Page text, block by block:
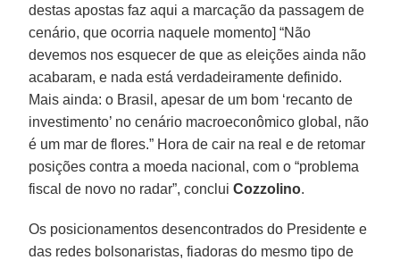
destas apostas faz aqui a marcação da passagem de
cenário, que ocorria naquele momento] “Não
devemos nos esquecer de que as eleições ainda não
acabaram, e nada está verdadeiramente definido.
Mais ainda: o Brasil, apesar de um bom ‘recanto de
investimento’ no cenário macroeconômico global, não
é um mar de flores.” Hora de cair na real e de retomar
posições contra a moeda nacional, com o “problema
fiscal de novo no radar”, concluiCozzolino.
Os posicionamentos desencontrados do Presidente e
das redes bolsonaristas, fiadoras do mesmo tipo de